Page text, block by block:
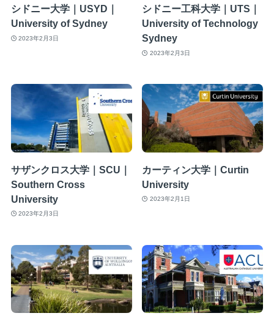
シドニー大学｜USYD｜
University of Sydney
2023年2月3日
シドニー工科大学｜UTS｜
University of Technology
Sydney
2023年2月3日
サザンクロス大学｜SCU｜
Southern Cross
University
2023年2月3日
カーティン大学｜Curtin
University
2023年2月1日